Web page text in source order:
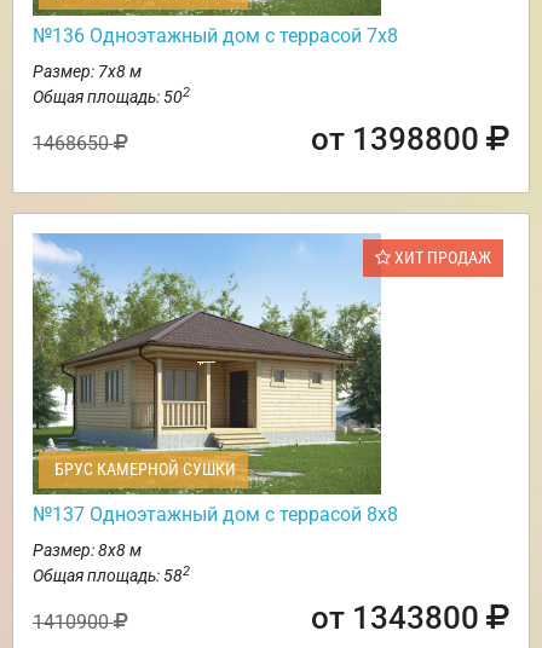
№136 Одноэтажный дом с террасой 7х8
Размер: 7х8 м
Общая площадь: 502
1468650 от 1398800
ХИТ ПРОДАЖ
БРУС КАМЕРНОЙ СУШКИ
№137 Одноэтажный дом с террасой 8х8
Размер: 8х8 м
Общая площадь: 582
1410900 от 1343800